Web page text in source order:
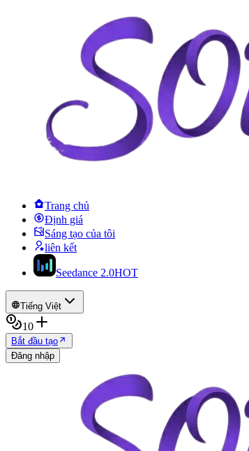
Trang chủ
Định giá
Sáng tạo của tôi
liên kết
Seedance 2.0HOT
Tiếng Việt
10
Bắt đầu tạo
Đăng nhập